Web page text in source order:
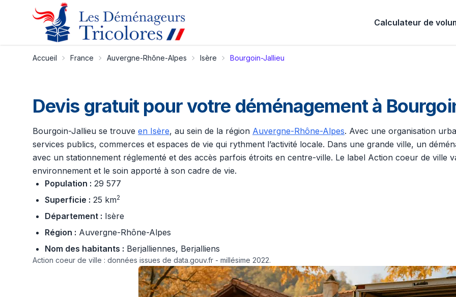
Calculateur de
Accueil France Auvergne-Rhône-Alpes Isère Bourgoin-Jallieu
Devis gratuit pour votre déménagement à
Bourgoin-Jallieu se trouve en Isère, au sein de la région Auvergne-Rhône-Alpes. Avec une organisation
services publics, commerces et espaces de vie qui rythment l’activité locale. Dans une grande ville, un
avec un stationnement réglementé et des accès parfois étroits en centre-ville. Le label Action coeur de ville
environnement et le soin apporté à son cadre de vie.
Population : 29 577
Superficie : 25 km2
Département : Isère
Région : Auvergne-Rhône-Alpes
Nom des habitants : Berjalliennes, Berjalliens
Action coeur de ville : données issues de data.gouv.fr - millésime 2022.